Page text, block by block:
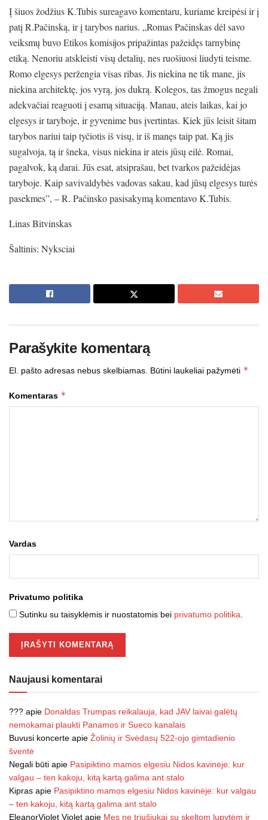
Į šiuos žodžius K.Tubis sureagavo komentaru, kuriame kreipėsi ir į
patį R.Pačinską, ir į tarybos narius. „Romas Pačinskas dėl savo
veiksmų buvo Etikos komisijos pripažintas pažeidęs tarnybinę
etiką. Nenoriu atskleisti visų detalių, nes ruošiuosi liudyti teisme.
Romo elgesys peržengia visas ribas. Jis niekina ne tik mane, jis
niekina architektę, jos vyrą, jos dukrą. Kolegos, tas žmogus negali
adekvačiai reaguoti į esamą situaciją. Manau, ateis laikas, kai jo
elgesys ir taryboje, ir gyvenime bus įvertintas. Kiek jūs leisit šitam
tarybos nariui taip tyčiotis iš visų, ir iš manęs taip pat. Ką jis
sugalvoja, tą ir šneka, visus niekina ir ateis jūsų eilė. Romai,
pagalvok, ką darai. Jūs esat, atsiprašau, bet tvarkos pažeidėjas
taryboje. Kaip savivaldybės vadovas sakau, kad jūsų elgesys turės
pasekmes”, – R. Pačinsko pasisakymą komentavo K.Tubis.
Linas Bitvinskas
Šaltinis: Nyksciai
Parašykite komentarą
El. pašto adresas nebus skelbiamas. Būtini laukeliai pažymėti *
Komentaras *
Vardas
Privatumo politika
Sutinku su taisyklėmis ir nuostatomis bei privatumo politika
Naujausi komentarai
??? apie Donaldas Trumpas reikalauja, kad JAV laivai galėtų
nemokamai plaukti Panamos ir Sueco kanalais
Buvusi koncerte apie Žolinių ir Svėdasų 522-ojo gimtadienio
šventė
Negali būti apie Pasipiktino mamos elgesiu Nidos kavinėje: kur
valgau – ten kakoju, kitą kartą galima ant stalo
Kipras apie Pasipiktino mamos elgesiu Nidos kavinėje: kur valgau
– ten kakoju, kitą kartą galima ant stalo
EleanorViolet Violet apie Mes ne triušiukai su skeltom lupytėm ir